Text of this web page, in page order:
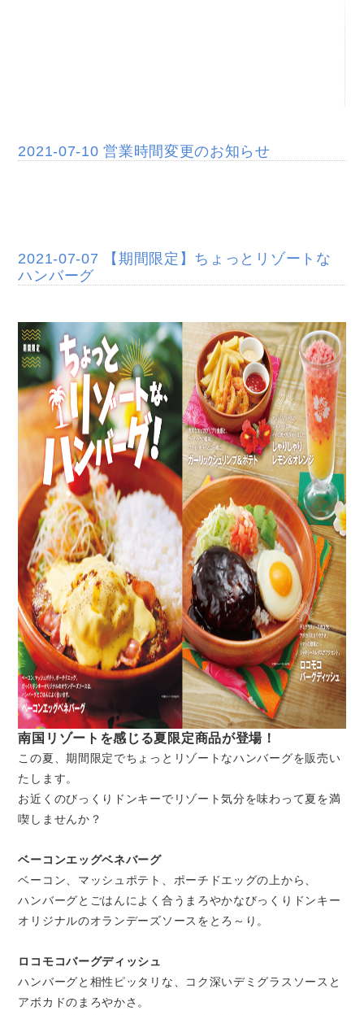
2021-07-10 営業時間変更のお知らせ
2021-07-07 【期間限定】ちょっとリゾートな
ハンバーグ
南国リゾートを感じる夏限定商品が登場！
この夏、期間限定でちょっとリゾートなハンバーグを販売い
たします。
お近くのびっくりドンキーでリゾート気分を味わって夏を満
喫しませんか？
ベーコンエッグベネバーグ
ベーコン、マッシュポテト、ポーチドエッグの上から、
ハンバーグとごはんによく合うまろやかなびっくりドンキー
オリジナルのオランデーズソースをとろ～り。
ロコモコバーグディッシュ
ハンバーグと相性ピッタリな、コク深いデミグラスソースと
アボカドのまろやかさ。